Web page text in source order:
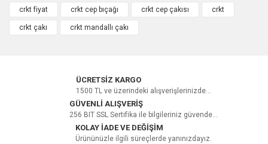
crkt fiyat crkt cep bıçağı crkt cep çakısı crkt
crkt çakı crkt mandallı çakı
ÜCRETSİZ KARGO
1500 TL ve üzerindeki alışverişlerinizde...
GÜVENLİ ALIŞVERİŞ
256 BIT SSL Sertifika ile bilgileriniz güvende...
KOLAY İADE VE DEĞİŞİM
Ürününüzle ilgili süreçlerde yanınızdayız.